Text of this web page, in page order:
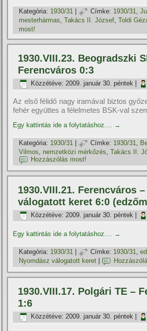
Kategória: 1930/31 | Címke: 1930/31,
mesterhármas,Takács II. József,Toldi
most!
1930.VIII.23. Beogradszki
Ferencváros 0:3
Közzétéve: 2009. január 30. péntek
Az első félidő nagy iramával biztos
fehér együttes a félelmetes BSK-val
Egy kattintás ide a folytatáshoz.... →
Kategória: 1930/31 | Címke: 1930/31,
Vilmos, nemzetközi mérkőzés,Takács II.
Hozzászólás most!
1930.VIII.21. Ferencváros
válogatott keret 6:0
Közzétéve: 2009. január 30. péntek
Egy kattintás ide a folytatáshoz.... →
Kategória: 1930/31 | Címke: 1930/31,
Nyomdász válogatott keret
1930.VIII.17. Polgári TE –
1:6
Közzétéve: 2009. január 30. péntek